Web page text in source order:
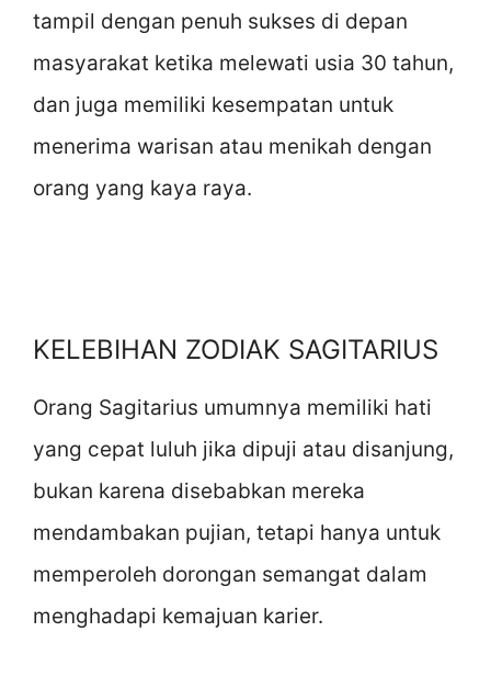
tampil dengan penuh sukses di depan
masyarakat ketika melewati usia 30 tahun,
dan juga memiliki kesempatan untuk
menerima warisan atau menikah dengan
orang yang kaya raya.
KELEBIHAN ZODIAK SAGITARIUS
Orang Sagitarius umumnya memiliki hati
yang cepat luluh jika dipuji atau disanjung,
bukan karena disebabkan mereka
mendambakan pujian, tetapi hanya untuk
memperoleh dorongan semangat dalam
menghadapi kemajuan karier.